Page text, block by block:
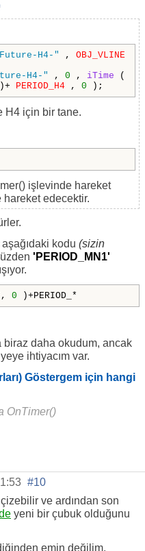
H4-" , OBJ_VLINE
H4-" , 0 , iTime (
PERIOD_H4 , 0 );
H4 için bir tane.
işlevinde hareket
edecektir.
aşağıdaki kodu (sizin
'PERIOD_MN1'
0 )+PERIOD_*
biraz daha okudum, ancak
ihtiyacım var.
Göstergem için hangi
OnTimer()
#10
ve ardından son
yeni bir çubuk olduğunu
emin değilim.